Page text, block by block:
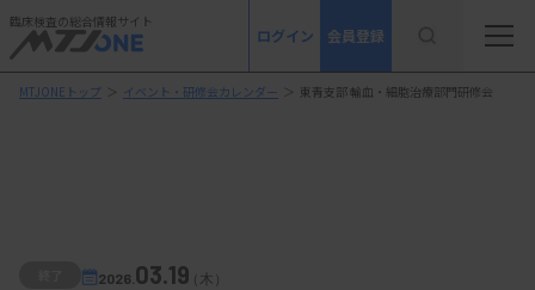
臨床検査の総合情報サイト
ログイン 会員登録
MTJONEトップ ＞ イベント・研修会カレンダー ＞ 東青支部 輸血・細胞治療部門研修会
2026. 03.19（木）